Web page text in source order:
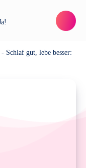
- Schlaf gut, lebe besser: